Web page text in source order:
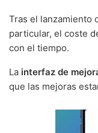
Tras el lanzamiento
particular, el coste
con el tiempo.
La interfaz de
que las mejoras